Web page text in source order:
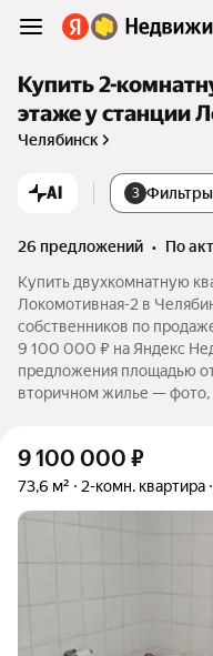
Купить 2-
этаже у станции
Челябинск
AI 3 Фильтры
26 предложений •
по
Купить двухкомнатную
Локомотивная-2 в
собственников по
9 100 000 ₽ на Яндекс
предложения площадью
вторичном жилье — фото,
9 100 000 ₽
73,6 м² 2-комн. квартира